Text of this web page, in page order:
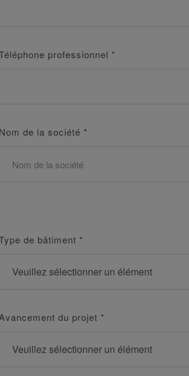
professionnel *
Nom de la société *
de bâtiment *
Avancement du projet *